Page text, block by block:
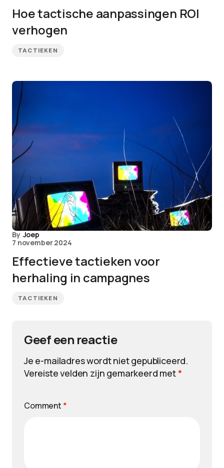
Hoe tactische aanpassingen ROI
verhogen
TACTIEKEN
By Joep
7 november 2024
Effectieve tactieken voor
herhaling in campagnes
TACTIEKEN
Geef een reactie
Je e-mailadres wordt niet gepubliceerd.
Vereiste velden zijn gemarkeerd met*
Comment *